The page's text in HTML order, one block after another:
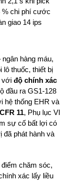
% chi phí cước
giao 14 ips
hàng máu,
lô thuốc, thiết bị
với độ chính xác
đầu ra GS1-128
hệ thống EHR và
11, Phụ lục VI
sự cố bất lợi có
đã phát hành và
chăm sóc,
xác lấy liều